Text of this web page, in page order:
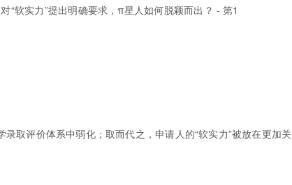
取评价体系中弱化；取而代之，申请人的“软实力”被放在更加关